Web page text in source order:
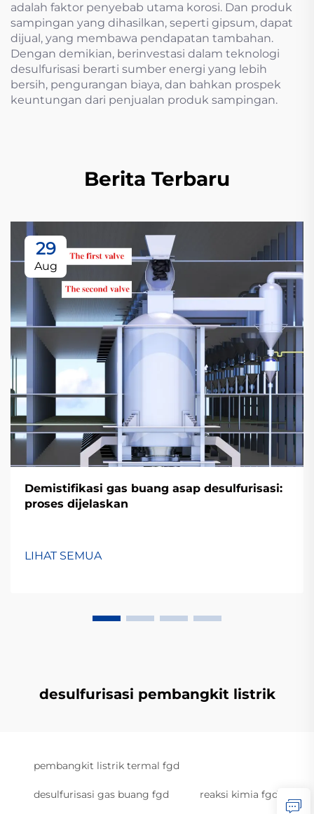
adalah faktor penyebab utama korosi. Dan produk
sampingan yang dihasilkan, seperti gipsum, dapat
dijual, yang membawa pendapatan tambahan.
Dengan demikian, berinvestasi dalam teknologi
desulfurisasi berarti sumber energi yang lebih
bersih, pengurangan biaya, dan bahkan prospek
keuntungan dari penjualan produk sampingan.
Berita Terbaru
29
Aug
Demistifikasi gas buang asap desulfurisasi:
proses dijelaskan
LIHAT SEMUA
desulfurisasi pembangkit listrik
pembangkit listrik termal fgd
desulfurisasi gas buang fgd reaksi kimia fgd